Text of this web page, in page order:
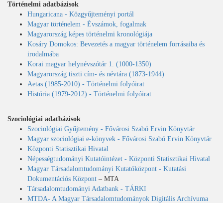
Történelmi adatbázisok
Hungaricana - Közgyűjteményi portál
Magyar történelem - Évszámok, fogalmak
Magyarország képes történelmi kronológiája
Kosáry Domokos: Bevezetés a magyar történelem forrásaiba és
irodalmába
Korai magyar helynévszótár 1. (1000-1350)
Magyarország tiszti cím- és névtára (1873-1944)
Aetas (1985-2010) - Történelmi folyóirat
História (1979-2012) - Történelmi folyóirat
Szociológiai adatbázisok
Szociológiai Gyűjtemény - Fővárosi Szabó Ervin Könyvtár
Magyar szociológiai e-könyvek - Fővárosi Szabó Ervin Könyvtár
Központi Statisztikai Hivatal
Népességtudományi Kutatóintézet - Központi Statisztikai Hivatal
Magyar Társadalomtudományi Kutatóközpont - Kutatási
Dokumentációs Központ – MTA
Társadalomtudományi Adatbank - TÁRKI
MTDA- A Magyar Társadalomtudományok Digitális Archívuma